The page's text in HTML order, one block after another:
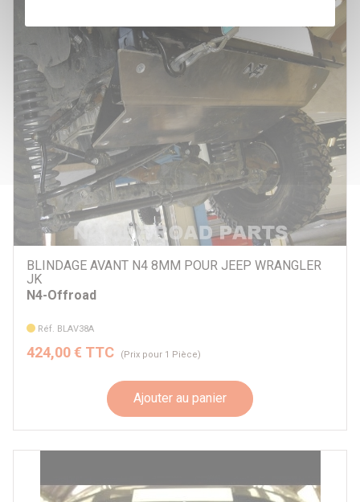
BLINDAGE AVANT N4 8MM POUR JEEP WRANGLER
JK
N4-Offroad
Réf. BLAV38A
424,00 € TTC (Prix pour 1 Pièce)
Ajouter au panier